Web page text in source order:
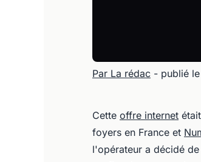
Par La rédac - publié
Cette offre internet
foyers en France et
l'opérateur a décidé